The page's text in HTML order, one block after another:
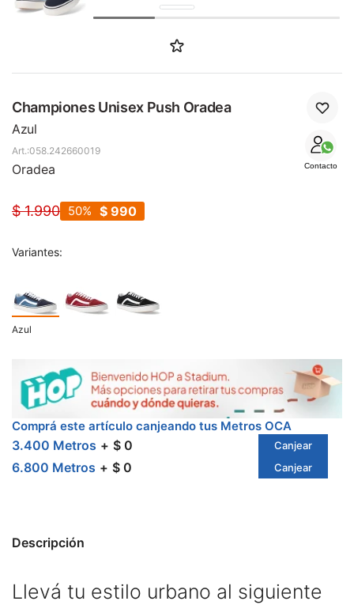
Championes Unisex Push Oradea
Azul
Contacto
058.242660019
Oradea
$ 1.990 $ 990
50
Variantes:
Azul
Comprá este artículo canjeando tus Metros OCA
3.400 Metros $ 0 Canjear
6.800 Metros $ 0 Canjear
Descripción
Llevá tu estilo urbano al siguiente